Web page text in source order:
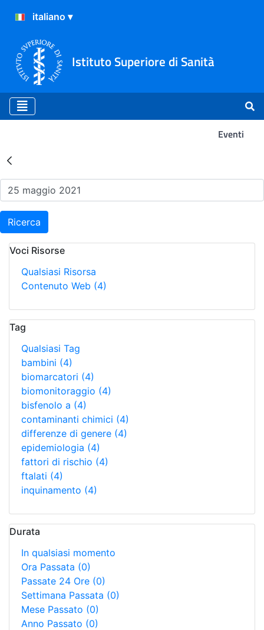
Istituto Superiore di Sanità
Eventi
Risultati della Ricerca -
Ricerca
Voci Risorse
Qualsiasi Risorsa
Contenuto Web (4)
Tag
Qualsiasi Tag
bambini (4)
biomarcatori (4)
biomonitoraggio (4)
bisfenolo a (4)
contaminanti chimici (4)
differenze di genere (4)
epidemiologia (4)
fattori di rischio (4)
ftalati (4)
inquinamento (4)
Durata
In qualsiasi momento
Ora Passata (0)
Passate 24 Ore (0)
Settimana Passata (0)
Mese Passato (0)
Anno Passato (0)